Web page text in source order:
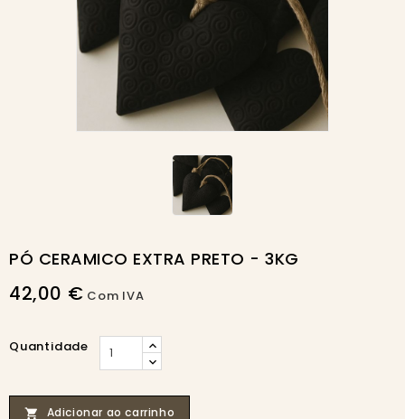
PÓ CERAMICO EXTRA PRETO - 3KG
42,00 € Com IVA
Quantidade
 Adicionar ao carrinho